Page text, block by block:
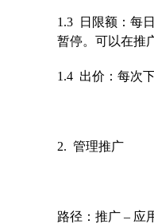
1.3 日限额：每
暂停。可以在推
1.4 出价：每次
2. 管理推广
路径：推广 – 应